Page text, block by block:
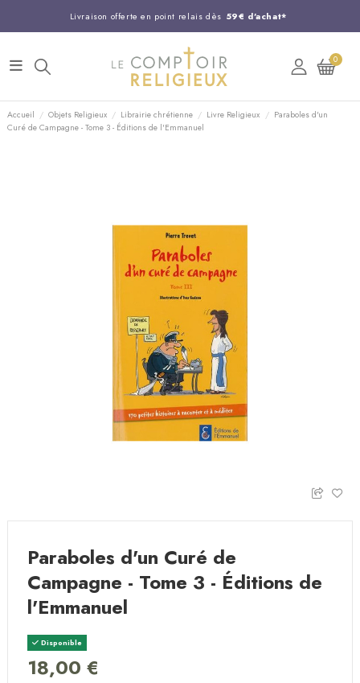
Livraison offerte en point relais dès 59€ d'achat*
Entreprise Française familiale
Support client disponible au 03 20 24 74 15
Commandez avant 14H, expédition le jour même !
0
Accueil Objets Religieux Librairie chrétienne Livre Religieux
Paraboles d'un
Curé de Campagne - Tome 3 - Éditions de l'Emmanuel
Paraboles d'un Curé de
Campagne - Tome 3 - Éditions de
l'Emmanuel
Disponible
18,00 €